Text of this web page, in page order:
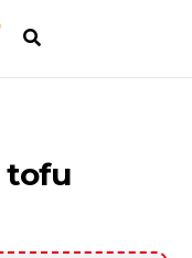
tofu